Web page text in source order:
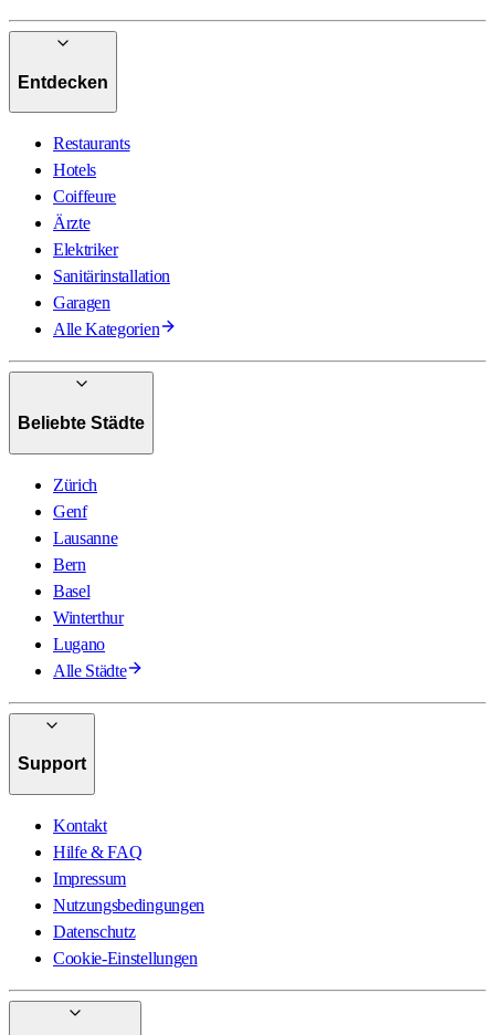
Entdecken
Restaurants
Hotels
Coiffeure
Ärzte
Elektriker
Sanitärinstallation
Garagen
Alle Kategorien
Beliebte Städte
Zürich
Genf
Lausanne
Bern
Basel
Winterthur
Lugano
Alle Städte
Support
Kontakt
Hilfe & FAQ
Impressum
Nutzungsbedingungen
Datenschutz
Cookie-Einstellungen